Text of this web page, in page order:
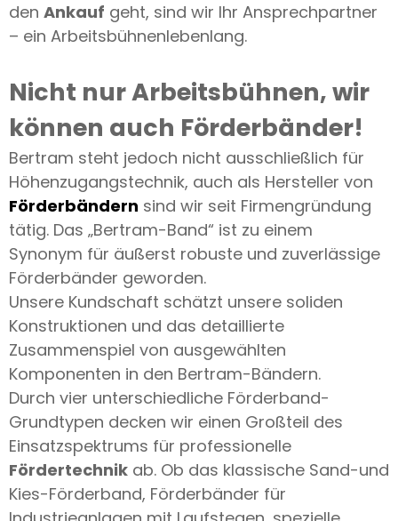
den Ankauf geht, sind wir Ihr Ansprechpartner
– ein Arbeitsbühnenlebenlang.
Nicht nur Arbeitsbühnen, wir
können auch Förderbänder!
Bertram steht jedoch nicht ausschließlich für
Höhenzugangstechnik, auch als Hersteller von
Förderbändern sind wir seit Firmengründung
tätig. Das „Bertram-Band“ ist zu einem
Synonym für äußerst robuste und zuverlässige
Förderbänder geworden.
Unsere Kundschaft schätzt unsere soliden
Konstruktionen und das detaillierte
Zusammenspiel von ausgewählten
Komponenten in den Bertram-Bändern.
Durch vier unterschiedliche Förderband-
Grundtypen decken wir einen Großteil des
Einsatzspektrums für professionelle
Fördertechnik ab. Ob das klassische Sand-und
Kies-Förderband, Förderbänder für